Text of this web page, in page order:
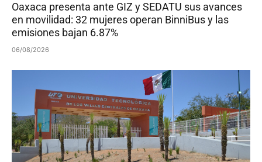
Oaxaca presenta ante GIZ y SEDATU sus avances
en movilidad: 32 mujeres operan BinniBus y las
emisiones bajan 6.87%
06/08/2026